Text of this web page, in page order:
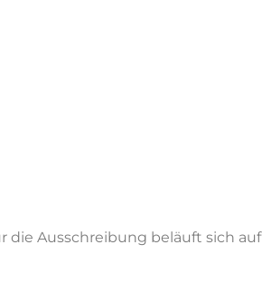
die Ausschreibung beläuft sich auf